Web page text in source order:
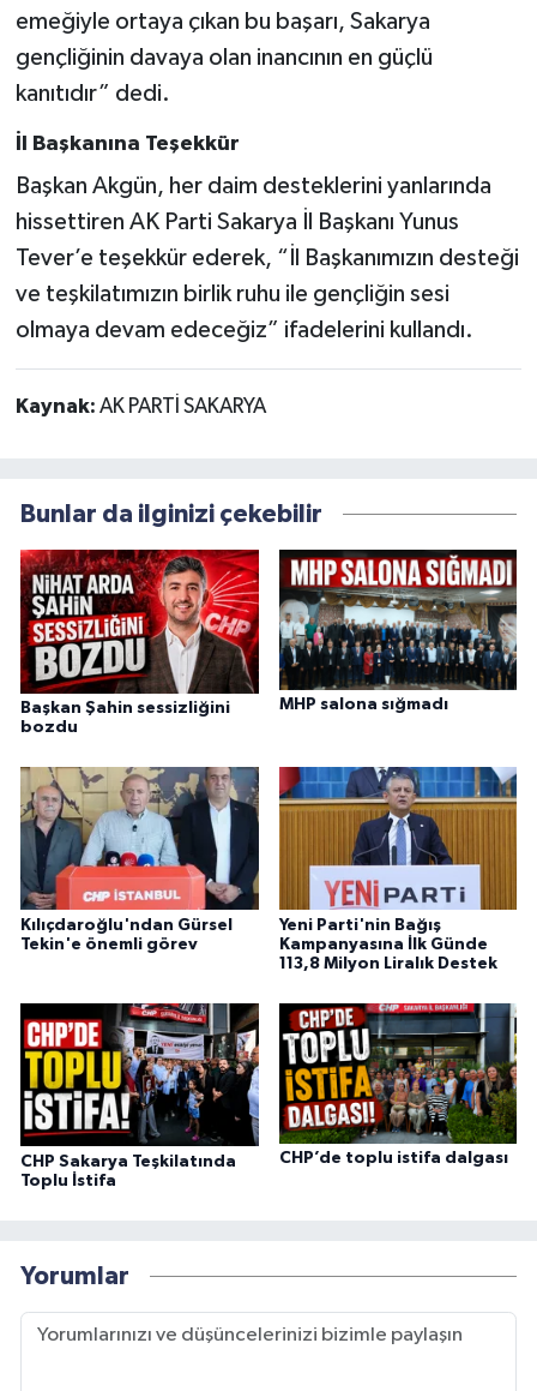
emeğiyle ortaya çıkan bu başarı, Sakarya
gençliğinin davaya olan inancının en güçlü
kanıtıdır” dedi.
İl Başkanına Teşekkür
Başkan Akgün, her daim desteklerini yanlarında
hissettiren AK Parti Sakarya İl Başkanı Yunus
Tever’e teşekkür ederek, “İl Başkanımızın desteği
ve teşkilatımızın birlik ruhu ile gençliğin sesi
olmaya devam edeceğiz” ifadelerini kullandı.
Kaynak: AK PARTİ SAKARYA
Bunlar da ilginizi çekebilir
Başkan Şahin sessizliğini
bozdu
MHP salona sığmadı
Kılıçdaroğlu'ndan Gürsel
Tekin'e önemli görev
Yeni Parti'nin Bağış
Kampanyasına İlk Günde
113,8 Milyon Liralık Destek
CHP Sakarya Teşkilatında
Toplu İstifa
CHP’de toplu istifa dalgası
Yorumlar